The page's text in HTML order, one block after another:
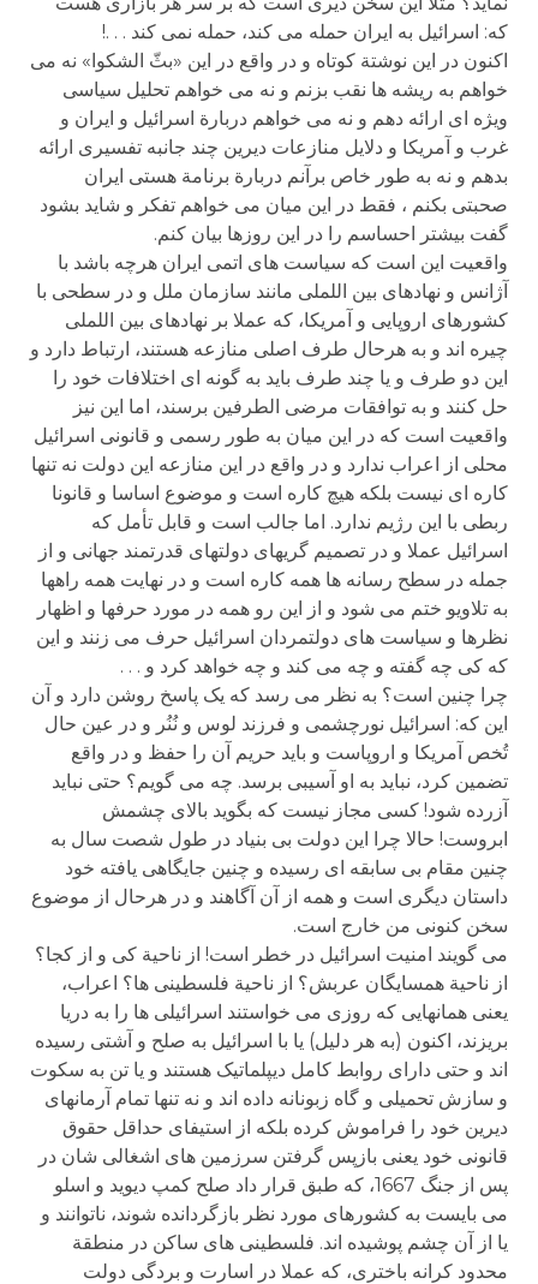
که: اسرائیل به ایران حمله می کند، حمله نمی کند . . .!
اکنون در این نوشتة کوتاه و در واقع در این «بثّ الشکوا» نه می
خواهم به ریشه ها نقب بزنم و نه می خواهم تحلیل سیاسی
ویژه ای ارائه دهم و نه می خواهم دربارة اسرائیل و ایران و
غرب و آمریکا و دلایل منازعات دیرین چند جانبه تفسیری ارائه
بدهم و نه به طور خاص برآنم دربارة برنامة هستی ایران
صحبتی بکنم ، فقط در این میان می خواهم تفکر و شاید بشود
گفت بیشتر احساسم را در این روزها بیان کنم.
واقعیت این است که سیاست های اتمی ایران هرچه باشد با
آژانس و نهادهای بین اللملی مانند سازمان ملل و در سطحی با
کشورهای اروپایی و آمریکا، که عملا بر نهادهای بین اللملی
چیره اند و به هرحال طرف اصلی منازعه هستند، ارتباط دارد و
این دو طرف و یا چند طرف باید به گونه ای اختلافات خود را
حل کنند و به توافقات مرضی الطرفین برسند، اما این نیز
واقعیت است که در این میان به طور رسمی و قانونی اسرائیل
محلی از اعراب ندارد و در واقع در این منازعه این دولت نه تنها
کاره ای نیست بلکه هیچ کاره است و موضوع اساسا و قانونا
ربطی با این رژیم ندارد. اما جالب است و قابل تأمل که
اسرائیل عملا و در تصمیم گریهای دولتهای قدرتمند جهانی و از
جمله در سطح رسانه ها همه کاره است و در نهایت همه راهها
به تلاویو ختم می شود و از این رو همه در مورد حرفها و اظهار
نظرها و سیاست های دولتمردان اسرائیل حرف می زنند و این
که کی چه گفته و چه می کند و چه خواهد کرد و . . .
چرا چنین است؟ به نظر می رسد که یک پاسخ روشن دارد و آن
این که: اسرائیل نورچشمی و فرزند لوس و نُنُر و در عین حال
تُخص آمریکا و اروپاست و باید حریم آن را حفظ و در واقع
تضمین کرد، نباید به او آسیبی برسد. چه می گویم؟ حتی نباید
آزرده شود! کسی مجاز نیست که بگوید بالای چشمش
ابروست! حالا چرا این دولت بی بنیاد در طول شصت سال به
چنین مقام بی سابقه ای رسیده و چنین جایگاهی یافته خود
داستان دیگری است و همه از آن آگاهند و در هرحال از موضوع
سخن کنونی من خارج است.
می گویند امنیت اسرائیل در خطر است! از ناحیة کی و از کجا؟
از ناحیة همسایگان عربش؟ از ناحیة فلسطینی ها؟ اعراب،
یعنی همانهایی که روزی می خواستند اسرائیلی ها را به دریا
بریزند، اکنون (به هر دلیل) یا با اسرائیل به صلح و آشتی رسیده
اند و حتی دارای روابط کامل دیپلماتیک هستند و یا تن به سکوت
و سازش تحمیلی و گاه زبونانه داده اند و نه تنها تمام آرمانهای
دیرین خود را فراموش کرده بلکه از استیفای حداقل حقوق
قانونی خود یعنی بازپس گرفتن سرزمین های اشغالی شان در
پس از جنگ 1667، که طبق قرار داد صلح کمپ دیوید و اسلو
می بایست به کشورهای مورد نظر بازگردانده شوند، ناتوانند و
یا از آن چشم پوشیده اند. فلسطینی های ساکن در منطقة
محدود کرانه باختری، که عملا در اسارت و بردگی دولت